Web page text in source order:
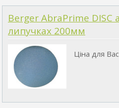
Berger AbraPrime DISC
липучках 200мм
Ціна для